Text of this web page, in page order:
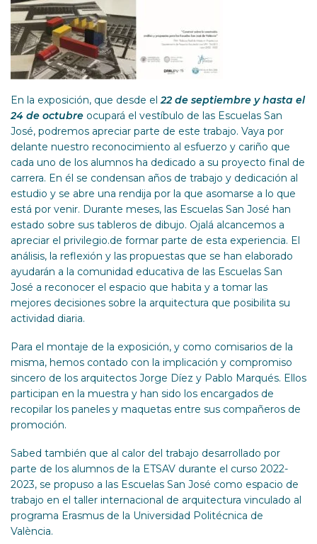
En la exposición, que desde el 22 de septiembre y hasta el
24 de octubre ocupará el vestíbulo de las Escuelas San
José, podremos apreciar parte de este trabajo. Vaya por
delante nuestro reconocimiento al esfuerzo y cariño que
cada uno de los alumnos ha dedicado a su proyecto final de
carrera. En él se condensan años de trabajo y dedicación al
estudio y se abre una rendija por la que asomarse a lo que
está por venir. Durante meses, las Escuelas San José han
estado sobre sus tableros de dibujo. Ojalá alcancemos a
apreciar el privilegio.de formar parte de esta experiencia. El
análisis, la reflexión y las propuestas que se han elaborado
ayudarán a la comunidad educativa de las Escuelas San
José a reconocer el espacio que habita y a tomar las
mejores decisiones sobre la arquitectura que posibilita su
actividad diaria.
Para el montaje de la exposición, y como comisarios de la
misma, hemos contado con la implicación y compromiso
sincero de los arquitectos Jorge Díez y Pablo Marqués. Ellos
participan en la muestra y han sido los encargados de
recopilar los paneles y maquetas entre sus compañeros de
promoción.
Sabed también que al calor del trabajo desarrollado por
parte de los alumnos de la ETSAV durante el curso 2022-
2023, se propuso a las Escuelas San José como espacio de
trabajo en el taller internacional de arquitectura vinculado al
programa Erasmus de la Universidad Politécnica de
València.